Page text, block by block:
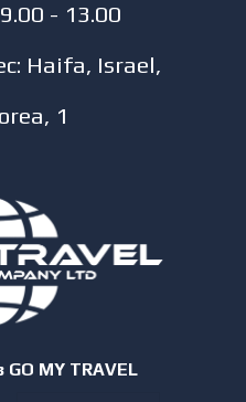
- 13.00
Haifa, Israel,
1
MY TRAVEL